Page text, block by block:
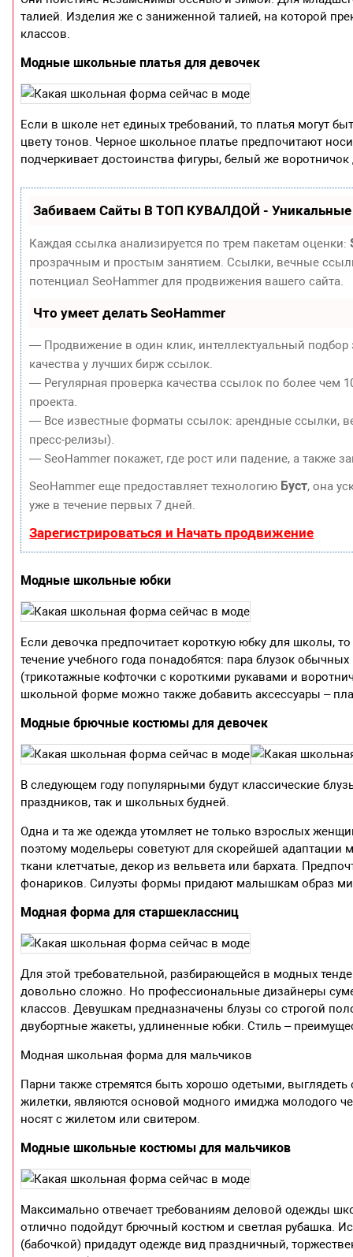
талией. Изделия же с заниженной талией, на которой
классов.
Модные школьные платья для девочек
Если в школе нет единых требований, то платья могут
цвету тонов. Черное школьное платье предпочитают
подчеркивает достоинства фигуры, белый же
Забиваем Сайты В ТОП КУВАЛДОЙ - Уникальные
Каждая ссылка анализируется по трем пакетам оценки:
прозрачным и простым занятием. Ссылки, вечные
потенциал SeoHammer для продвижения вашего сайта.
Что умеет делать SeoHammer
— Продвижение в один клик, интеллектуальный
качества у лучших бирж ссылок.
— Регулярная проверка качества ссылок по более чем
проекта.
— Все известные форматы ссылок: арендные ссылки,
пресс-релизы).
— SeoHammer покажет, где рост или падение, а также
SeoHammer еще предоставляет технологию Буст, она
уже в течение первых 7 дней.
Зарегистрироваться и Начать продвижение
Модные школьные юбки
Если девочка предпочитает короткую юбку для школы,
течение учебного года понадобятся: пара блузок
(трикотажные кофточки с короткими рукавами и
школьной форме можно также добавить аксессуары –
Модные брючные костюмы для девочек
В следующем году популярными будут классические
праздников, так и школьных будней.
Одна и та же одежда утомляет не только взрослых
поэтому модельеры советуют для скорейшей
ткани клетчатые, декор из вельвета или бархата.
фонариков. Силуэты формы придают малышкам образ
Модная форма для старшеклассниц
Для этой требовательной, разбирающейся в модных
довольно сложно. Но профессиональные дизайнеры
классов. Девушкам предназначены блузы со строгой
двубортные жакеты, удлиненные юбки. Стиль –
Модная школьная форма для мальчиков
Парни также стремятся быть хорошо одетыми,
жилетки, являются основой модного имиджа молодого
носят с жилетом или свитером.
Модные школьные костюмы для мальчиков
Максимально отвечает требованиям деловой одежды
отлично подойдут брючный костюм и светлая рубашка.
(бабочкой) придадут одежде вид праздничный,